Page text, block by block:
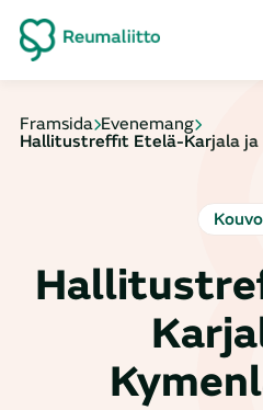
Framsida Evenemang
Hallitustreffit Etelä-Karjala ja